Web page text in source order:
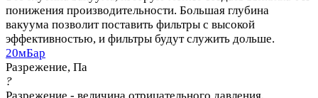
понижения производительности. Большая глубина
вакуума позволит поставить фильтры с высокой
эффективностью, и фильтры будут служить дольше.
20мБар
Разрежение, Па
?